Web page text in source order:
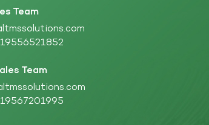
Team
Team